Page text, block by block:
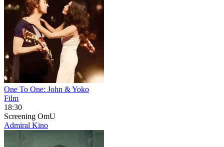
One To One: John & Yoko
Film
18:30
Screening OmU
Admiral Kino